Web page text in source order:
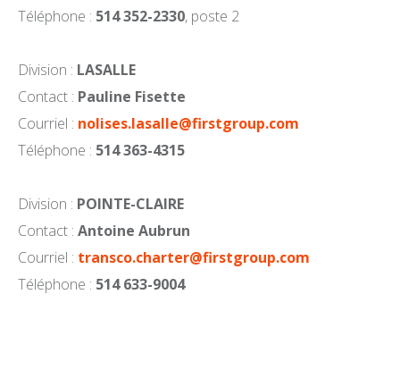
Téléphone : 514 352-2330, poste 2
Division : LASALLE
Contact : Pauline Fisette
Courriel : nolises.lasalle@firstgroup.com
Téléphone : 514 363-4315
Division : POINTE-CLAIRE
Contact : Antoine Aubrun
Courriel : transco.charter@firstgroup.com
Téléphone : 514 633-9004